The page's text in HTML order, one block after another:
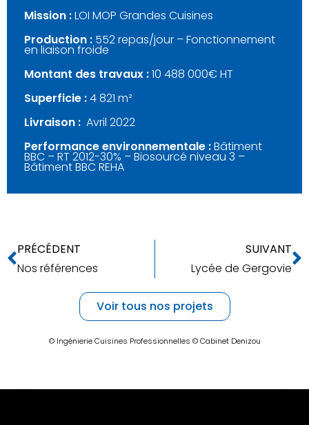
Mission :LOI MOP Grandes Cuisines
Production : 552 repas/jour – Fonctionnement
en liaison froide
Montant des travaux :10 488 000€ HT
Superficie :4 821 m²
Livraison : Avril 2022
Performance environnementale :Bâtiment
BBC – RT 2012-30% – Biosourcé niveau 3 –
Bâtiment BBC REHA
PRÉCÉDENT
Nos références
SUIVANT
Lycée de Gergovie
Voir tous nos projets
© Ingénierie Cuisines Professionnelles © Cabinet Denizou